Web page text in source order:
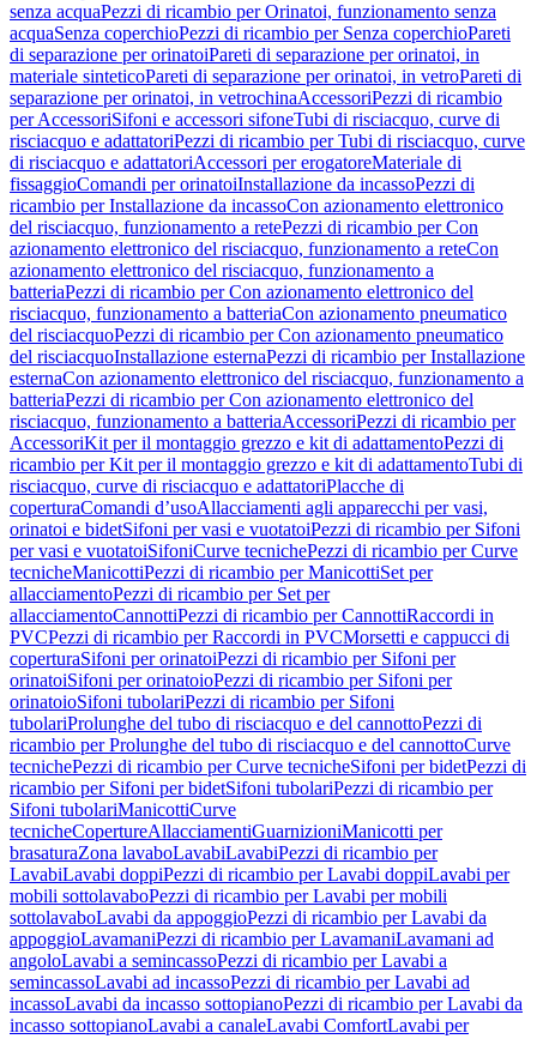
senza acquaPezzi di ricambio per Orinatoi, funzionamento senza
acquaSenza coperchioPezzi di ricambio per Senza coperchioPareti
di separazione per orinatoiPareti di separazione per orinatoi, in
materiale sinteticoPareti di separazione per orinatoi, in vetroPareti di
separazione per orinatoi, in vetrochinaAccessoriPezzi di ricambio
per AccessoriSifoni e accessori sifoneTubi di risciacquo, curve di
risciacquo e adattatoriPezzi di ricambio per Tubi di risciacquo, curve
di risciacquo e adattatoriAccessori per erogatoreMateriale di
fissaggioComandi per orinatoiInstallazione da incassoPezzi di
ricambio per Installazione da incassoCon azionamento elettronico
del risciacquo, funzionamento a retePezzi di ricambio per Con
azionamento elettronico del risciacquo, funzionamento a reteCon
azionamento elettronico del risciacquo, funzionamento a
batteriaPezzi di ricambio per Con azionamento elettronico del
risciacquo, funzionamento a batteriaCon azionamento pneumatico
del risciacquoPezzi di ricambio per Con azionamento pneumatico
del risciacquoInstallazione esternaPezzi di ricambio per Installazione
esternaCon azionamento elettronico del risciacquo, funzionamento a
batteriaPezzi di ricambio per Con azionamento elettronico del
risciacquo, funzionamento a batteriaAccessoriPezzi di ricambio per
AccessoriKit per il montaggio grezzo e kit di adattamentoPezzi di
ricambio per Kit per il montaggio grezzo e kit di adattamentoTubi di
risciacquo, curve di risciacquo e adattatoriPlacche di
coperturaComandi d’usoAllacciamenti agli apparecchi per vasi,
orinatoi e bidetSifoni per vasi e vuotatoiPezzi di ricambio per Sifoni
per vasi e vuotatoiSifoniCurve tecnichePezzi di ricambio per Curve
tecnicheManicottiPezzi di ricambio per ManicottiSet per
allacciamentoPezzi di ricambio per Set per
allacciamentoCannottiPezzi di ricambio per CannottiRaccordi in
PVCPezzi di ricambio per Raccordi in PVCMorsetti e cappucci di
coperturaSifoni per orinatoiPezzi di ricambio per Sifoni per
orinatoiSifoni per orinatoioPezzi di ricambio per Sifoni per
orinatoioSifoni tubolariPezzi di ricambio per Sifoni
tubolariProlunghe del tubo di risciacquo e del cannottoPezzi di
ricambio per Prolunghe del tubo di risciacquo e del cannottoCurve
tecnichePezzi di ricambio per Curve tecnicheSifoni per bidetPezzi di
ricambio per Sifoni per bidetSifoni tubolariPezzi di ricambio per
Sifoni tubolariManicottiCurve
tecnicheCopertureAllacciamentiGuarnizioniManicotti per
brasaturaZona lavaboLavabiLavabiPezzi di ricambio per
LavabiLavabi doppiPezzi di ricambio per Lavabi doppiLavabi per
mobili sottolavaboPezzi di ricambio per Lavabi per mobili
sottolavaboLavabi da appoggioPezzi di ricambio per Lavabi da
appoggioLavamaniPezzi di ricambio per LavamaniLavamani ad
angoloLavabi a semincassoPezzi di ricambio per Lavabi a
semincassoLavabi ad incassoPezzi di ricambio per Lavabi ad
incassoLavabi da incasso sottopianoPezzi di ricambio per Lavabi da
incasso sottopianoLavabi a canaleLavabi ComfortLavabi per